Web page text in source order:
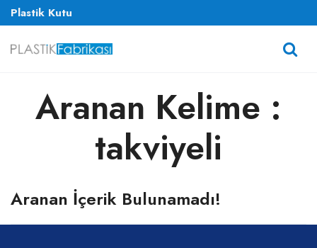
Plastik Kutu
Aranan Kelime :
takviyeli
Aranan İçerik Bulunamadı!